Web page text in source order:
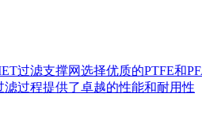
过滤支撑网选择优质的PTFE和
过程提供了卓越的性能和耐用性